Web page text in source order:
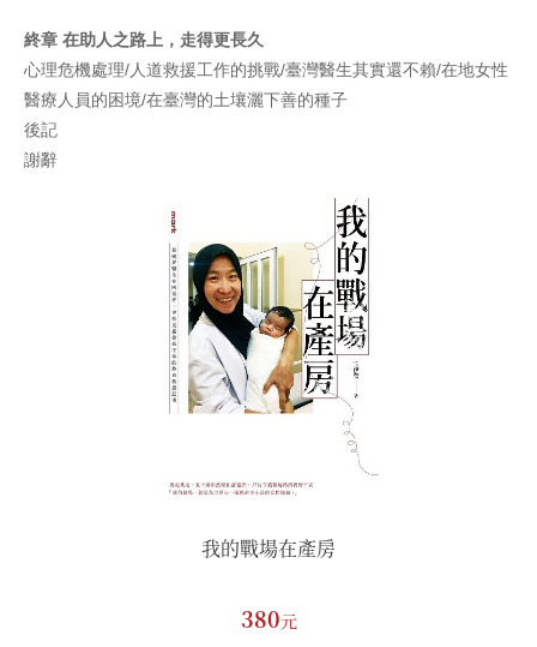
終章 在助人之路上，走得更長久
心理危機處理/人道救援工作的挑戰/臺灣醫生其實還不賴/在地女性
醫療人員的困境/在臺灣的土壤灑下善的種子
後記
謝辭
我的戰場在產房
380元